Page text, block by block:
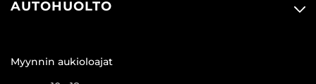
AUTOHUOLTO
Myynnin aukioloajat